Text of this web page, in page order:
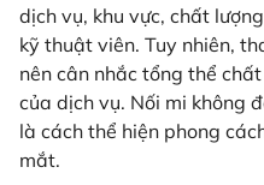
dịch vụ, khu vực, chất
kỹ thuật viên. Tuy nhiên,
nên cân nhắc tổng thể
của dịch vụ. Nối mi không
là cách thể hiện phong
mắt.